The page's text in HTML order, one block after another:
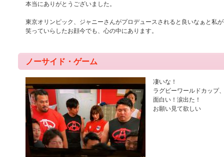
本当にありがとうございました。
東京オリンピック、ジャニーさんがプロデュースされると良いなぁと私
笑っていらしたお顔今でも、心の中にあります。
ノーサイド・ゲーム
凄いな！
ラグビーワールドカップ
面白い！涙出た！
お願い見て欲しい